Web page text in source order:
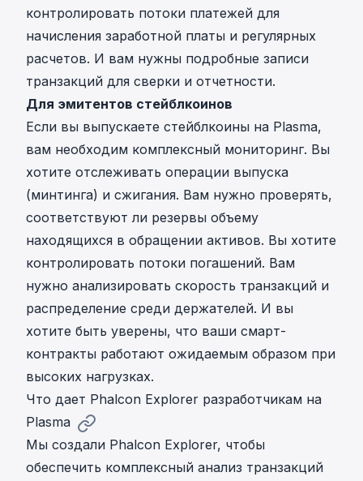
контролировать потоки платежей для
начисления заработной платы и регулярных
расчетов. И вам нужны подробные записи
транзакций для сверки и отчетности.
Для эмитентов стейблкоинов
Если вы выпускаете стейблкоины на Plasma,
вам необходим комплексный мониторинг. Вы
хотите отслеживать операции выпуска
(минтинга) и сжигания. Вам нужно проверять,
соответствуют ли резервы объему
находящихся в обращении активов. Вы хотите
контролировать потоки погашений. Вам
нужно анализировать скорость транзакций и
распределение среди держателей. И вы
хотите быть уверены, что ваши смарт-
контракты работают ожидаемым образом при
высоких нагрузках.
Что дает Phalcon Explorer разработчикам на
Plasma
Мы создали Phalcon Explorer, чтобы
обеспечить комплексный анализ транзакций